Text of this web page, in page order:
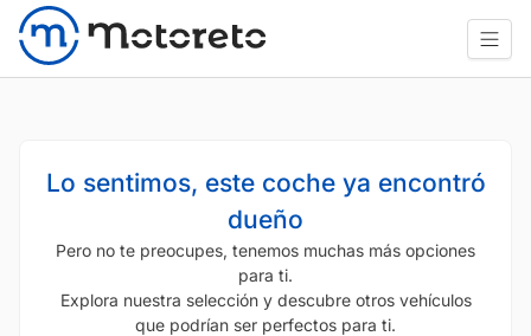
Lo sentimos, este coche ya encontró
dueño
Pero no te preocupes, tenemos muchas más opciones
para ti.
Explora nuestra selección y descubre otros vehículos
que podrían ser perfectos para ti.